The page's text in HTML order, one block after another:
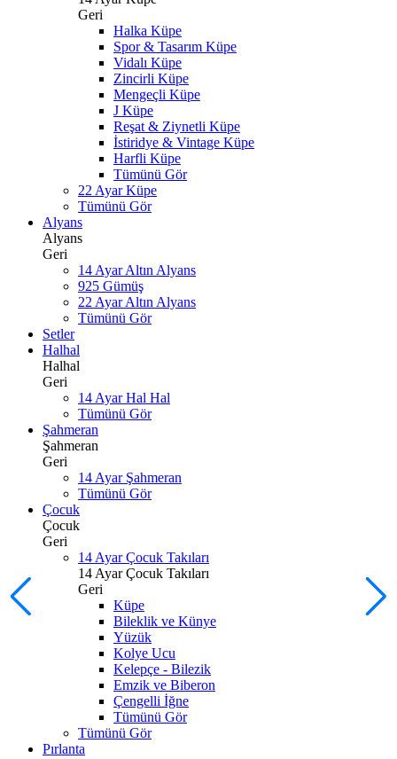
Geri
Halka Küpe
Spor & Tasarım Küpe
Vidalı Küpe
Zincirli Küpe
Mengeçli Küpe
J Küpe
Reşat & Ziynetli Küpe
İstiridye & Vintage Küpe
Harfli Küpe
Tümünü Gör
22 Ayar Küpe
Tümünü Gör
Alyans
Alyans
Geri
14 Ayar Altın Alyans
925 Gümüş
22 Ayar Altın Alyans
Tümünü Gör
Setler
Halhal
Halhal
Geri
14 Ayar Hal Hal
Tümünü Gör
Şahmeran
Şahmeran
Geri
14 Ayar Şahmeran
Tümünü Gör
Çocuk
Çocuk
Geri
14 Ayar Çocuk Takıları
14 Ayar Çocuk Takıları
Geri
Küpe
Bileklik ve Künye
Yüzük
Kolye Ucu
Kelepçe - Bilezik
Emzik ve Biberon
Çengelli İğne
Tümünü Gör
Tümünü Gör
Pırlanta